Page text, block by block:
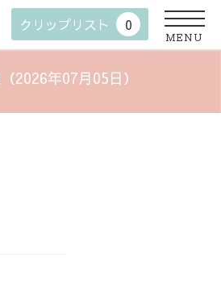
クリップリスト 0
MENU
2026年07月05日）